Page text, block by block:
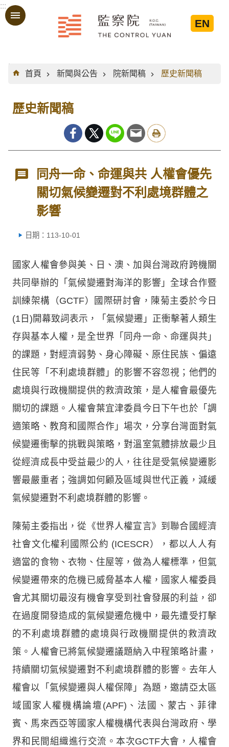
跳到主要內容區塊
:::
EN
:::
首頁
新聞與公告 院新聞稿 歷史新聞稿
歷史新聞稿
同舟一命、命運與共 人權會優先
關切氣候變遷對不利處境群體之
影響
日期：113-10-01
國家人權會參與美、日、澳、加與台灣政府跨機關
共同舉辦的「氣候變遷對海洋的影響」全球合作暨
訓練架構（GCTF）國際研討會，陳菊主委於今日
(1日)開幕致詞表示，「氣候變遷」正衝擊著人類生
存與基本人權，是全世界「同舟一命、命運與共」
的課題，對經濟弱勢、身心障礙、原住民族、偏遠
住民等「不利處境群體」的影響不容忽視；他們的
處境與行政機關提供的救濟政策，是人權會最優先
關切的課題。人權會葉宜津委員今日下午也於「調
適策略、教育和國際合作」場次，分享台灣面對氣
候變遷衝擊的挑戰與策略，對溫室氣體排放最少且
從經濟成長中受益最少的人，往往是受氣候變遷影
響最嚴重者；強調如何顧及區域與世代正義，減緩
氣候變遷對不利處境群體的影響。
陳菊主委指出，從《世界人權宣言》到聯合國經濟
社會文化權利國際公約 (ICESCR），都以人人有
適當的食物、衣物、住屋等，做為人權標準，但氣
候變遷帶來的危機已威脅基本人權，國家人權委員
會尤其關切最沒有機會享受到社會發展的利益，卻
在過度開發造成的氣候變遷危機中，最先遭受打擊
的不利處境群體的處境與行政機關提供的救濟政
策。人權會已將氣候變遷議題納入中程策略計畫，
持續關切氣候變遷對不利處境群體的影響。去年人
權會以「氣候變遷與人權保障」為題，邀請亞太區
域國家人權機構論壇(APF)、法國、蒙古、菲律
賓、馬來西亞等國家人權機構代表與台灣政府、學
界和民間組織進行交流。本次GCTF大會，人權會